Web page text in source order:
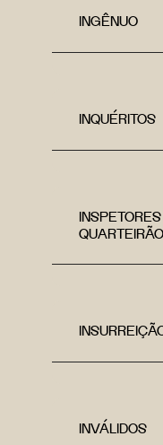
INGÊNUO
INQUÉRITOS
QUARTEIRÃO
INVÁLIDOS